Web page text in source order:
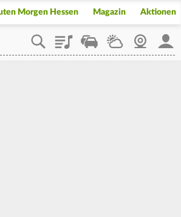
Morgen Hessen Magazin Aktionen
PlaylistStaupilotWetterWebcam